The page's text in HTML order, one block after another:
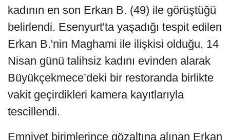
kadının en son Erkan B. (49) ile görüştüğü
belirlendi. Esenyurt'ta yaşadığı tespit edilen
Erkan B.'nin Maghami ile ilişkisi olduğu, 14
Nisan günü talihsiz kadını evinden alarak
Büyükçekmece’deki bir restoranda birlikte
vakit geçirdikleri kamera kayıtlarıyla
tescillendi.
Emniyet birimlerince gözaltına alınan Erkan